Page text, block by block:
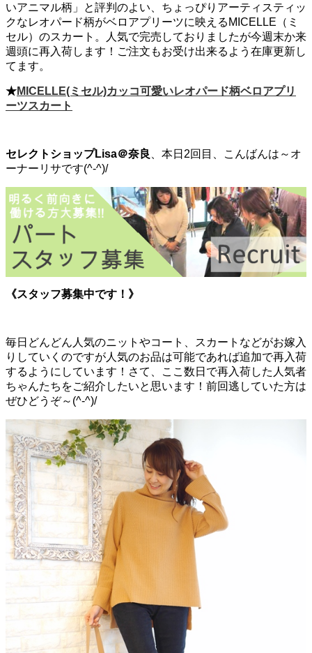
いアニマル柄」と評判のよい、ちょっぴりアーティスティッ
クなレオパード柄がベロアプリーツに映えるMICELLE（ミ
セル）のスカート。人気で完売しておりましたが今週末か来
週頭に再入荷します！ご注文もお受け出来るよう在庫更新し
てます。
★MICELLE(ミセル)カッコ可愛いレオパード柄ベロアプリ
ーツスカート
セレクトショップLisa＠奈良
、本日2回目、こんばんは～オ
ーナーリサです(^-^)/
《スタッフ募集中です！》
毎日どんどん人気のニットやコート、スカートなどがお嫁入
りしていくのですが人気のお品は可能であれば追加で再入荷
するようにしています！さて、ここ数日で再入荷した人気者
ちゃんたちをご紹介したいと思います！前回逃していた方は
ぜひどうぞ～(^-^)/